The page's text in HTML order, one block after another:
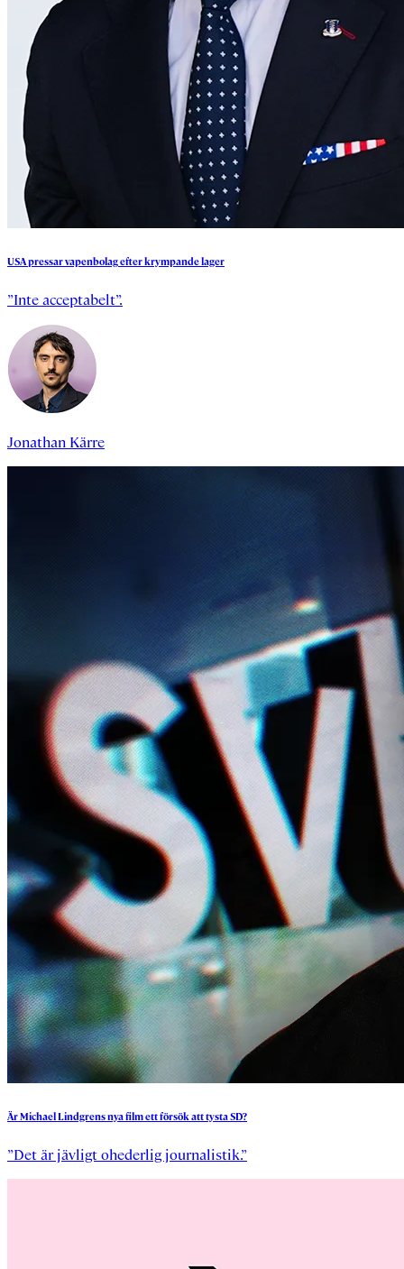
USApressarvapenbolagefterkrympandelager
”Inte acceptabelt”.
Jonathan Kärre
ÄrMichaelLindgrensnyafilmettförsök atttystaSD?
”Det är jävligt ohederlig journalistik.”